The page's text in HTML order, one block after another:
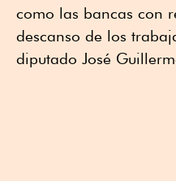
como las bancas con
descanso de los
diputado José